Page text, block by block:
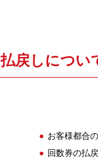
払戻しについ
お客様都合
回数券の払